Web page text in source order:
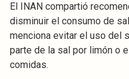
El INAN compartió
disminuir el consumo de
menciona evitar el uso del
parte de la sal por limón o
comidas.